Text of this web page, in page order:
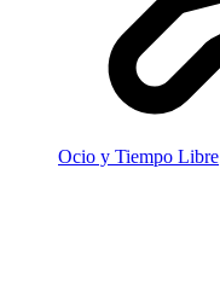
Ocio y Tiempo Libre